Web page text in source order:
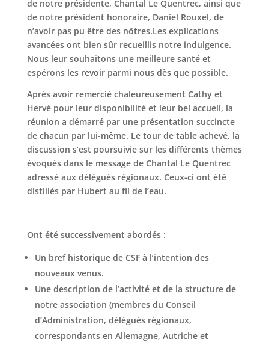
de notre présidente, Chantal Le Quentrec, ainsi que
de notre président honoraire, Daniel Rouxel, de
n’avoir pas pu être des nôtres.Les explications
avancées ont bien sûr recueillis notre indulgence.
Nous leur souhaitons une meilleure santé et
espérons les revoir parmi nous dès que possible.
Après avoir remercié chaleureusement Cathy et
Hervé pour leur disponibilité et leur bel accueil, la
réunion a démarré par une présentation succincte
de chacun par lui-même. Le tour de table achevé, la
discussion s’est poursuivie sur les différents thèmes
évoqués dans le message de Chantal Le Quentrec
adressé aux délégués régionaux. Ceux-ci ont été
distillés par Hubert au fil de l’eau.
Ont été successivement abordés :
Un bref historique de CSF à l’intention des
nouveaux venus.
Une description de l’activité et de la structure de
notre association (membres du Conseil
d’Administration, délégués régionaux,
correspondants en Allemagne, Autriche et